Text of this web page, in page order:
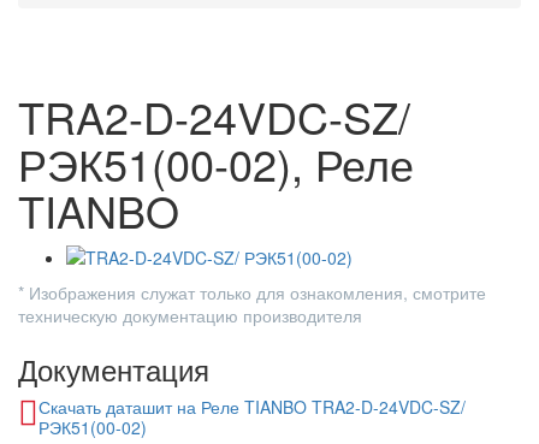
TRA2-D-24VDC-SZ/
РЭК51(00-02), Реле
TIANBO
* Изображения служат только для ознакомления, смотрите
техническую документацию производителя
Документация
Скачать даташит на Реле TIANBO TRA2-D-24VDC-SZ/
РЭК51(00-02)